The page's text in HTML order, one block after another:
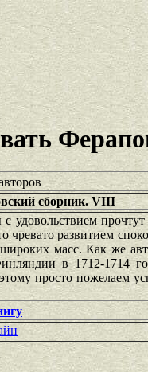
сборник. VIII
удовольствием
чревато развитием
широких масс. Как же
в 1712-1714
просто пожелаем